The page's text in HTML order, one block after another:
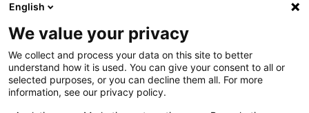
Devenir partenaires
Liste de nos intégrations
Agences Partenaires
English
We value your privacy
We collect and process your data on this site to better
understand how it is used. You can give your consent to all or
selected purposes, or you can decline them all. For more
information, see our privacy policy.